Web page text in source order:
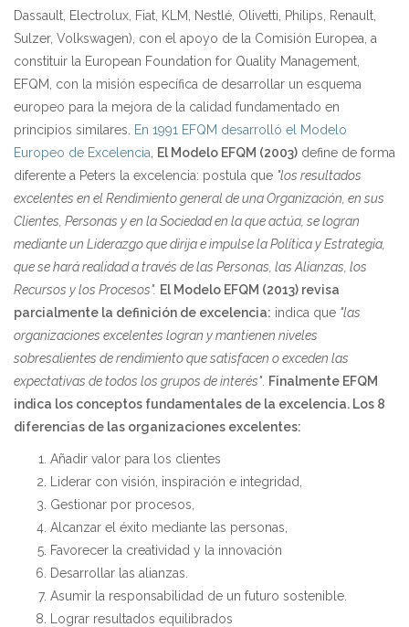
Dassault, Electrolux, Fiat, KLM, Nestlé, Olivetti, Philips, Renault,
Sulzer, Volkswagen), con el apoyo de la Comisión Europea, a
constituir la European Foundation for Quality Management,
EFQM, con la misión específica de desarrollar un esquema
europeo para la mejora de la calidad fundamentado en
principios similares.
En 1991 EFQM desarrolló el Modelo
Europeo de Excelencia
El Modelo EFQM (2003) define de forma
diferente a Peters la excelencia: postula que "los resultados
excelentes en el Rendimiento general de una Organización, en sus
Clientes, Personas y en la Sociedad en la que actúa, se logran
mediante un Liderazgo que dirija e impulse la Política y Estrategia,
que se hará realidad a través de las Personas, las Alianzas, los
Recursos y los Procesos". El Modelo EFQM (2013) revisa
parcialmente la definición de excelencia: indica que "las
organizaciones excelentes logran y mantienen niveles
sobresalientes de rendimiento que satisfacen o exceden las
expectativas de todos los grupos de interés". Finalmente EFQM
indica los conceptos fundamentales de la excelencia. Los 8
diferencias de las organizaciones excelentes:
Añadir valor para los clientes
Liderar con visión, inspiración e integridad,
Gestionar por procesos,
Alcanzar el éxito mediante las personas,
Favorecer la creatividad y la innovación
Desarrollar las alianzas.
Asumir la responsabilidad de un futuro sostenible.
Lograr resultados equilibrados